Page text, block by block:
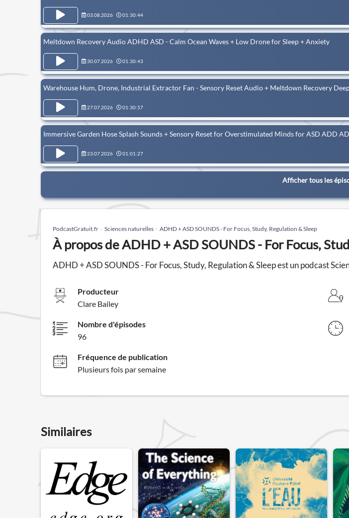
03.08.2026 01:30:44
Meltdown Recovery Audio ADHD ASD - Calm Ocean Waves + Low Drone for Sleep + Anxiety
30.07.2026 01:30:43
Warehouse Hum, Drone, Industrial Extractor Fan - Sensory Reset Audio + Meltdown Recovery
27.07.2026 01:30:57
Immersive Garden Hose Splash Sounds + Sensory Reset for Overstimulated Minds for ASD ADD
23.07.2026 01:01:27
Afficher tous les
PodcastGratuit.fr Sciences naturelles ADHD + ASD SOUNDS - For Focus, Study, Regulation & Sleep
À propos de ADHD + ASD SOUNDS - For Focus,
ADHD + ASD SOUNDS - For Focus, Study, Regulation & Sleep est un podcast
Producteur
Clare Bailey
Nombre d'épisodes
96
Fréquence de publication
Plusieurs fois par semaine
Similaires